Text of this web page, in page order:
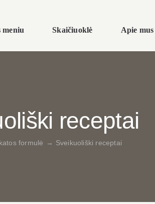
meniu Skaičiuoklė Apie mus
receptai
formulė → Sveikuoliški receptai